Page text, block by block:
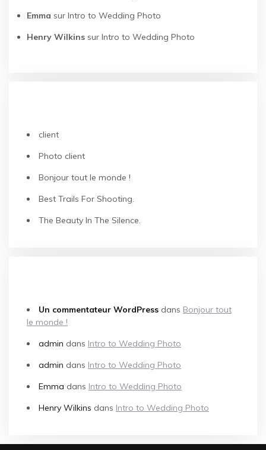
Emma sur Intro to Wedding Photo
Henry Wilkins sur Intro to Wedding Photo
client
Photo client
Bonjour tout le monde !
Best Trails For Shooting.
The Beauty In The Silence.
Un commentateur WordPress dans Bonjour tout
le monde !
admin dans Intro to Wedding Photo
admin dans Intro to Wedding Photo
Emma dans Intro to Wedding Photo
Henry Wilkins dans Intro to Wedding Photo